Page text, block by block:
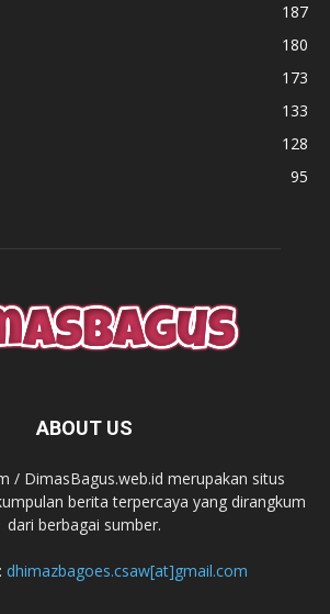
187
180
173
133
128
95
ABOUT US
/ DimasBagus.web.id merupakan situs
berita terpercaya yang dirangkum
dari berbagai sumber.
dhimazbagoes.csaw[at]gmail.com